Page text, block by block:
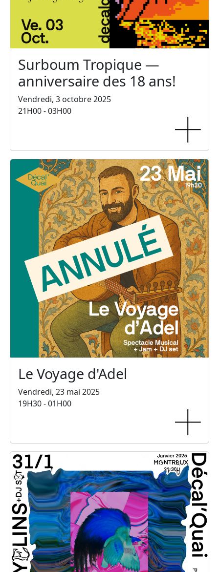
Surboum Tropique —
anniversaire des 18 ans!
Vendredi, 3 octobre 2025
21H00 - 03H00
Le Voyage d'Adel
Vendredi, 23 mai 2025
19H30 - 01H00